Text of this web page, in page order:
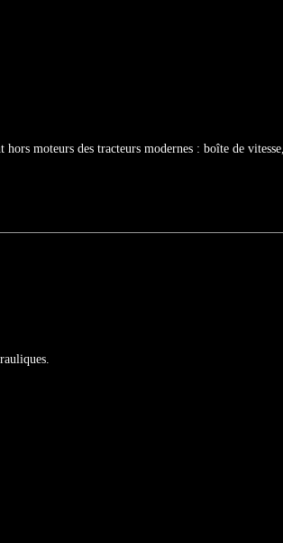
moteurs des tracteurs modernes : boîte de